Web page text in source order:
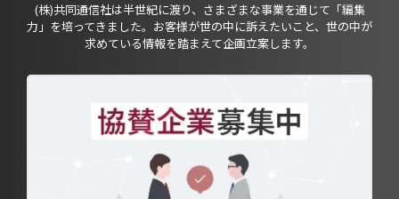
(株)共同通信社は半世紀に渡り、さまざまな事業を通じて「編集
力」を培ってきました。お客様が世の中に訴えたいこと、世の中が
求めている情報を踏まえて企画立案します。